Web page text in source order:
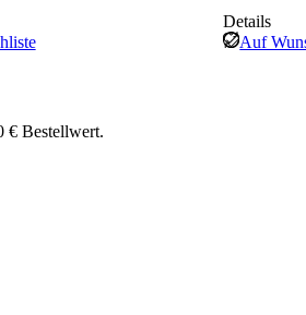
Details
Auf
€ Bestellwert.